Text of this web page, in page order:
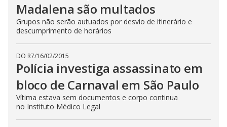
Madalena são multados
Grupos não serão autuados por desvio de itinerário e
descumprimento de horários
DO R7/16/02/2015
Polícia investiga assassinato em
bloco de Carnaval em São Paulo
Vítima estava sem documentos e corpo continua
no Instituto Médico Legal